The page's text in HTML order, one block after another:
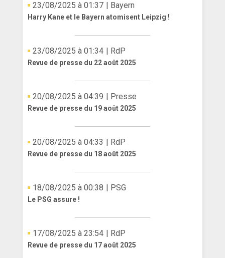
23/08/2025 à 01:37 | Bayern
Harry Kane et le Bayern atomisent Leipzig !
23/08/2025 à 01:34 | RdP
Revue de presse du 22 août 2025
20/08/2025 à 04:39 | Presse
Revue de presse du 19 août 2025
20/08/2025 à 04:33 | RdP
Revue de presse du 18 août 2025
18/08/2025 à 00:38 | PSG
Le PSG assure !
17/08/2025 à 23:54 | RdP
Revue de presse du 17 août 2025